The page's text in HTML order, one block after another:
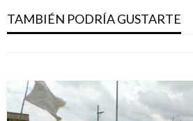
TAMBIÉN PODRÍA GUSTARTE
especiales para la víctimas
Ariel Cabrera jueves septiembre 13, 2018
Uribe quiere hacer ver a Correa
‘concesivo de las Farc’: